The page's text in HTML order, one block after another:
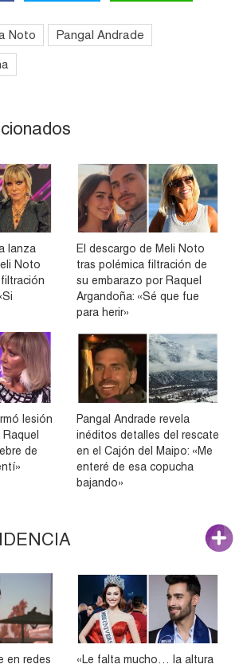
Noto Pangal Andrade
lanza
Noto
El descargo de Meli Noto
tras polémica filtración de
su embarazo por Raquel
Argandoña: «Sé que fue
para herir»
lesión
de
Pangal Andrade revela
inéditos detalles del rescate
en el Cajón del Maipo: «Me
enteré de esa copucha
bajando»
en redes
«Le falta mucho… la altura